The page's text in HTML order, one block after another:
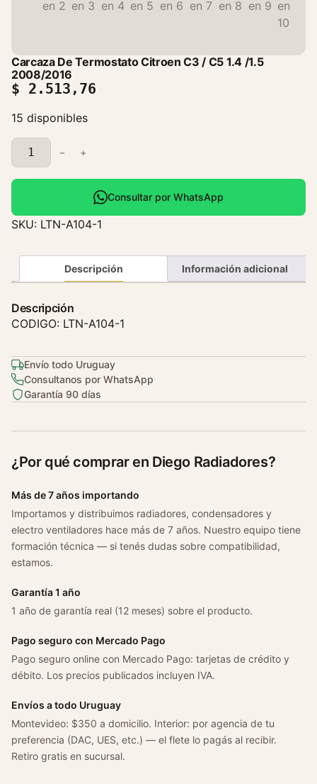
Carcaza De Termostato Citroen C3 / C5 1.4 /1.5
2008/2016
$ 2.513,76
15 disponibles
C
a
r
a
z
e
e
o
s
t
t
C
t
r
o
e
C
3
C
5
1
4
/
1
.
− +
Consultar por WhatsApp
SKU: LTN-A104-1
Descripción Información adicional
Descripción
CODIGO: LTN-A104-1
Envío todo Uruguay
Consultanos por WhatsApp
Garantía 90 días
¿Por qué comprar en Diego Radiadores?
Más de 7 años importando
Importamos y distribuimos radiadores, condensadores y
electro ventiladores hace más de 7 años. Nuestro equipo tiene
formación técnica — si tenés dudas sobre compatibilidad,
estamos.
Garantía 1 año
1 año de garantía real (12 meses) sobre el producto.
Pago seguro con Mercado Pago
Pago seguro online con Mercado Pago: tarjetas de crédito y
débito. Los precios publicados incluyen IVA.
Envíos a todo Uruguay
Montevideo: $350 a domicilio. Interior: por agencia de tu
preferencia (DAC, UES, etc.) — el flete lo pagás al recibir.
Retiro gratis en sucursal.